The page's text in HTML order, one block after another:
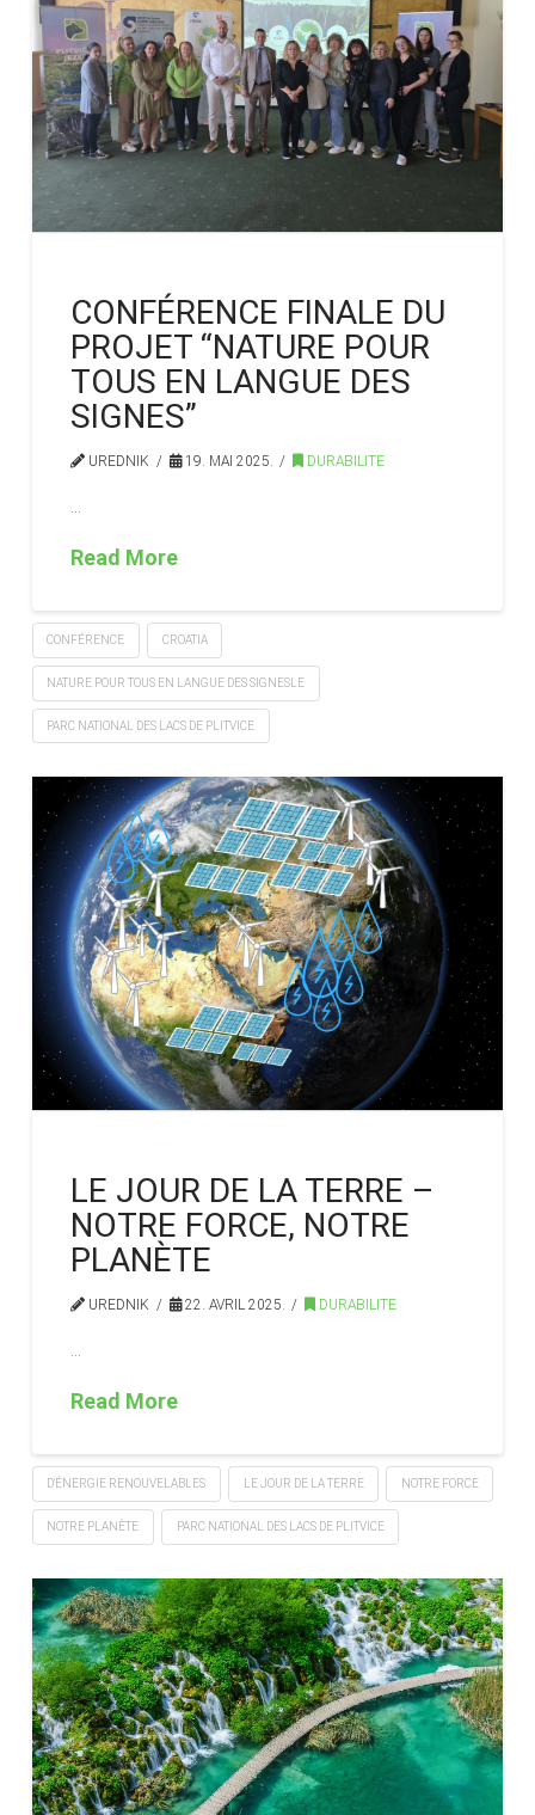
CONFÉRENCE FINALE DU
PROJET “NATURE POUR
TOUS EN LANGUE DES
SIGNES”
UREDNIK 19. MAI 2025. DURABILITE
Read More
CONFÉRENCE CROATIA
NATURE POUR TOUS EN LANGUE DES SIGNESLE
PARC NATIONAL DES LACS DE PLITVICE
LE JOUR DE LA TERRE –
NOTRE FORCE, NOTRE
PLANÈTE
UREDNIK 22. AVRIL 2025. DURABILITE
Read More
D'ÉNERGIE RENOUVELABLES LE JOUR DE LA TERRE NOTRE FORCE
NOTRE PLANÈTE PARC NATIONAL DES LACS DE PLITVICE